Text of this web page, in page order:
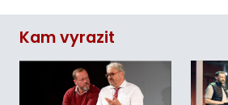
Kam vyrazit